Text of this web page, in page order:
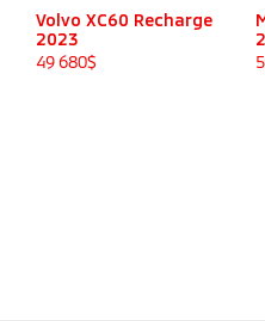
Mitsubishi Outlander
2026
50 610